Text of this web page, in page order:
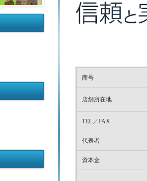
商号
店舗所在地
TEL／FAX
代表者
資本金